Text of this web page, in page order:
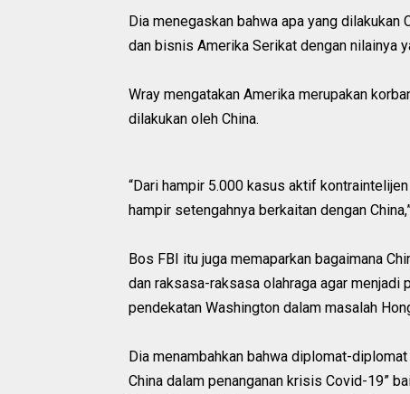
Dia menegaskan bahwa apa yang
dan bisnis Amerika Serikat dengan nilainya
Wray mengatakan Amerika merupakan
dilakukan oleh China.
“Dari hampir 5.000 kasus aktif
hampir setengahnya berkaitan dengan
Bos FBI itu juga memaparkan bagaimana
dan raksasa-raksasa olahraga agar menjadi
pendekatan Washington dalam masalah
Dia menambahkan bahwa diplomat-
China dalam penanganan krisis Covid-19”